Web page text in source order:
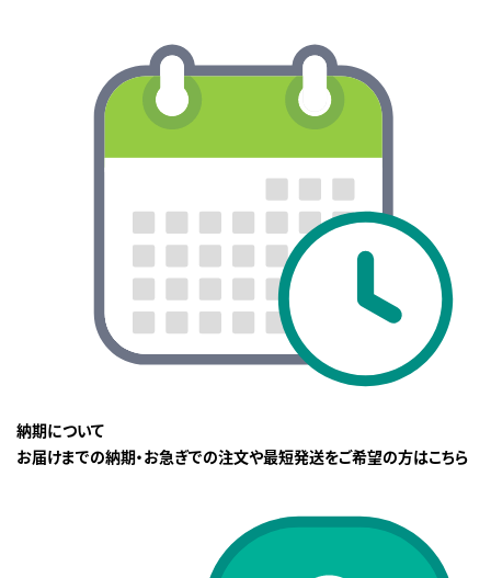
納期について
お届けまでの納期・お急ぎでの注文や最短発送をご希望の方はこちら